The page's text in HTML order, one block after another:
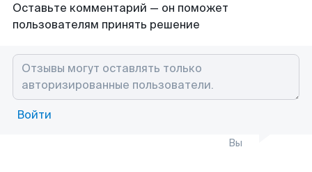
Оставьте комментарий — он поможет
пользователям принять решение
Войти
Вы